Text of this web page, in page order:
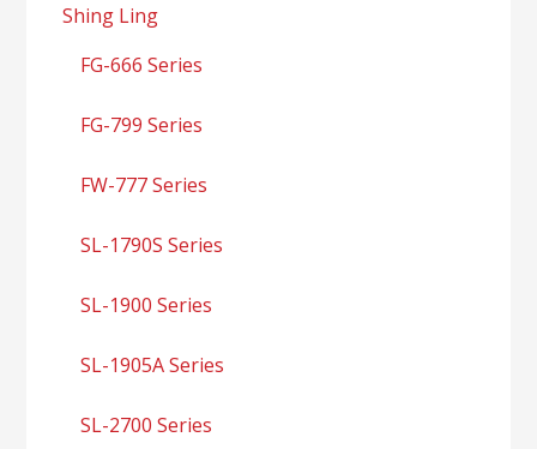
Shing Ling
FG-666 Series
FG-799 Series
FW-777 Series
SL-1790S Series
SL-1900 Series
SL-1905A Series
SL-2700 Series